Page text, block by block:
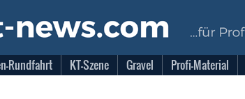
Rundfahrt KT-Szene Gravel Profi-Material